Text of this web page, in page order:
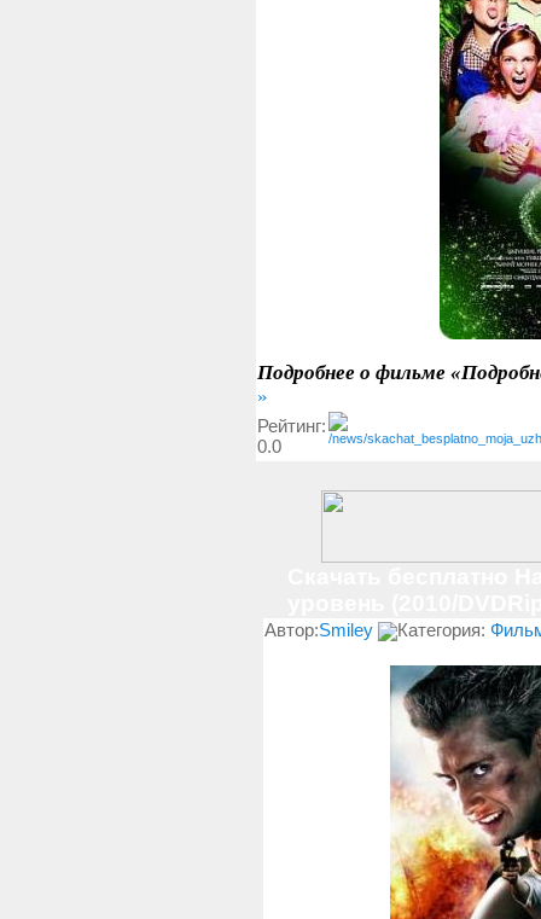
Подробнее о фильме
»
Рейтинг:
0.0
Автор:Smiley Категория: